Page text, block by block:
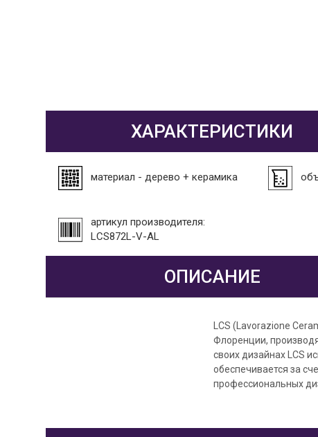
ХАРАКТЕРИСТИКИ
материал - дерево + керамика
артикул производителя:
LCS872L-V-AL
ОПИСАНИЕ
LCS (Lavorazione
Флоренции,
своих дизайнах LCS
обеспечивается за
профессиональных